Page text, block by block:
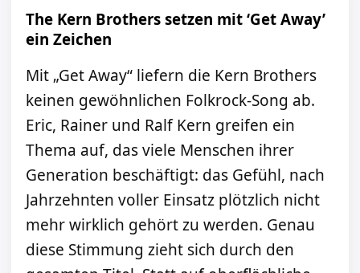
The Kern Brothers setzen mit ‘Get Away’
ein Zeichen
Mit „Get Away“ liefern die Kern Brothers
keinen gewöhnlichen Folkrock-Song ab.
Eric, Rainer und Ralf Kern greifen ein
Thema auf, das viele Menschen ihrer
Generation beschäftigt: das Gefühl, nach
Jahrzehnten voller Einsatz plötzlich nicht
mehr wirklich gehört zu werden. Genau
diese Stimmung zieht sich durch den